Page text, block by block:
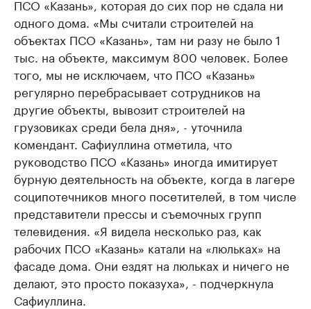
ПСО «Казань», которая до сих пор не сдала ни
одного дома. «Мы считали строителей на
объектах ПСО «Казань», там ни разу не было 1
тыс. на объекте, максимум 800 человек. Более
того, мы не исключаем, что ПСО «Казань»
регулярно перебрасывает сотрудников на
другие объекты, вывозит строителей на
грузовиках среди бела дня», - уточнила
комендант. Сафиуллина отметила, что
руководство ПСО «Казань» иногда имитирует
бурную деятельность на объекте, когда в лагере
соципотечников много посетителей, в том числе
представители прессы и съемочных групп
телевидения. «Я видела несколько раз, как
рабочих ПСО «Казань» катали на «люльках» на
фасаде дома. Они ездят на люльках и ничего не
делают, это просто показуха», - подчеркнула
Сафиуллина.